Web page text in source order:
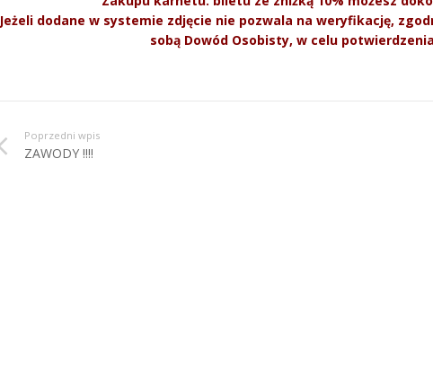
Jeżeli dodane w systemie zdjęcie nie pozwala na weryfikację,
sobą Dowód Osobisty, w celu
Poprzedni wpis
ZAWODY !!!!